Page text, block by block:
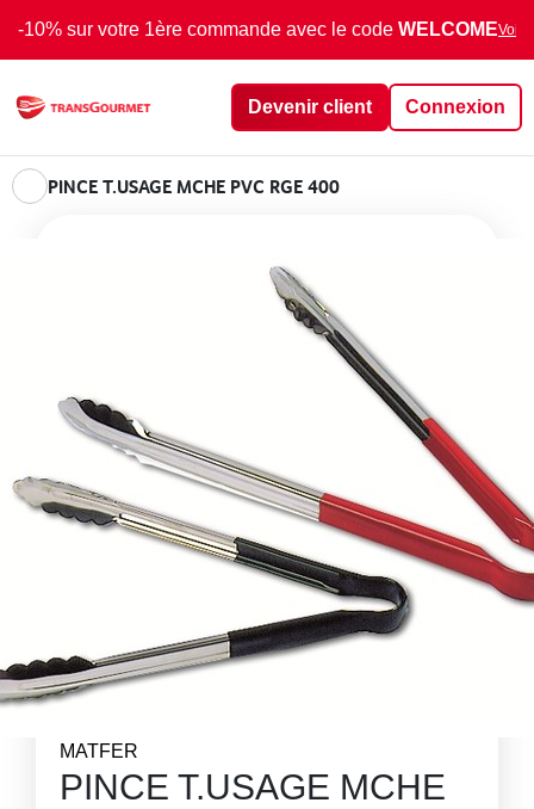
-10% sur votre 1ère commande avec le code WELCOMEVoir
Devenir client Connexion
PINCE T.USAGE MCHE PVC RGE 400
MATFER
PINCE T.USAGE MCHE